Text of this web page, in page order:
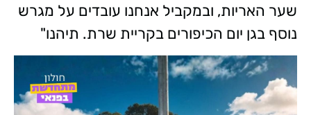
שער האריות, ובמקביל אנחנו עובדים על מגרש
נוסף בגן יום הכיפורים בקריית שרת. תיהנו"